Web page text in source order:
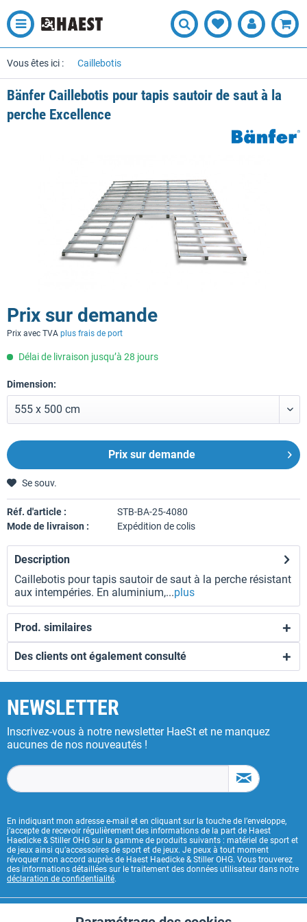
Vous êtes ici : Caillebotis
Bänfer Caillebotis pour tapis sautoir de saut à la
perche Excellence
Prix sur demande
Prix avec TVA plus frais de port
Délai de livraison jusqu’à 28 jours
Dimension:
Prix sur demande
Se souv.
Réf. d'article :
STB-BA-25-4080
Mode de livraison :
Expédition de colis
Description
Caillebotis pour tapis sautoir de saut à la perche résistant
aux intempéries. En aluminium,...plus
Prod. similaires
Des clients ont également consulté
NEWSLETTER
Inscrivez-vous à notre newsletter HaeSt et ne manquez
aucunes de nos nouveautés !
En indiquant mon adresse e-mail et en cliquant sur la touche de l’enveloppe,
j’accepte de recevoir régulièrement des informations de la part de Haest
Haedicke & Stiller OHG sur la gamme de produits suivants : matériel de sport et
de jeux ainsi qu’accessoires de sport et de jeux. Je peux à tout moment
révoquer mon accord auprès de Haest Haedicke & Stiller OHG. Vous trouverez
des informations détaillées sur le traitement des données utilisateur dans notre
déclaration de confidentialité.